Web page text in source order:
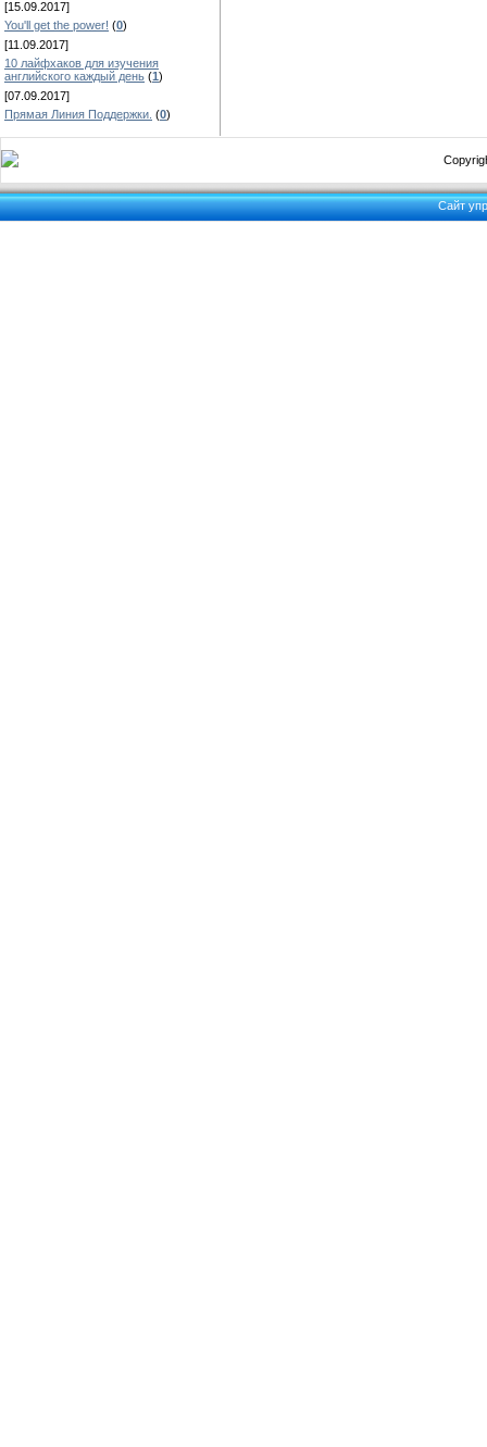
[15.09.2017]
You'll get the power! (0)
[11.09.2017]
10 лайфхаков для изучения
английского каждый день (1)
[07.09.2017]
Прямая Линия Поддержки. (0)
Сайт